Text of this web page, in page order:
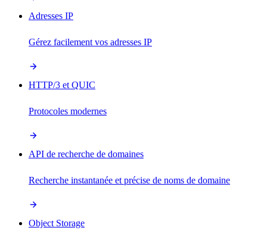
Adresses IP
Gérez facilement vos adresses IP
HTTP/3 et QUIC
Protocoles modernes
API de recherche de domaines
Recherche instantanée et précise de noms de domaine
Object Storage